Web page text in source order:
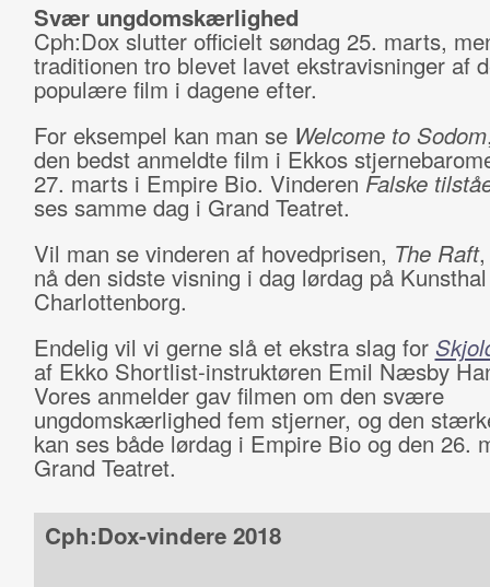
Svær ungdomskærlighed
Cph:Dox slutter officielt søndag 25. marts,
traditionen tro blevet lavet ekstravisninger af
populære film i dagene efter.
For eksempel kan man se Welcome to Sodom
den bedst anmeldte film i Ekkos
27. marts i Empire Bio. Vinderen Falske
ses samme dag i Grand Teatret.
Vil man se vinderen af hovedprisen, The Raft,
nå den sidste visning i dag lørdag på Kunsthal
Charlottenborg.
Endelig vil vi gerne slå et ekstra slag for
af Ekko Shortlist-instruktøren Emil Næsby
Vores anmelder gav filmen om den svære
ungdomskærlighed fem stjerner, og den
kan ses både lørdag i Empire Bio og den 26.
Grand Teatret.
Cph:Dox-vindere 2018